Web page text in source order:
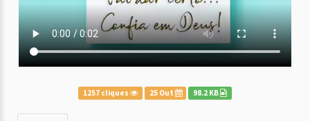
1257 cliques 25 Out 98.2 KB